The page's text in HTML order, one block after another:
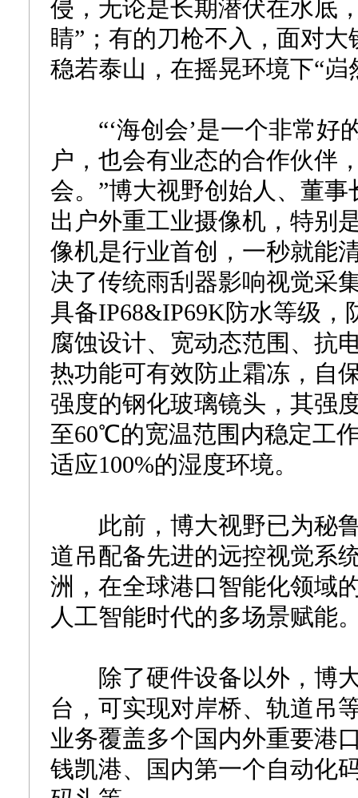
侵，无论是长期潜伏在水底
睛”；有的刀枪不入，面对
稳若泰山，在摇晃环境下“岿
“‘海创会’是一个非常好
户，也会有业态的合作伙伴
会。”博大视野创始人、董
出户外重工业摄像机，特别
像机是行业首创，一秒就能
决了传统雨刮器影响视觉采
具备IP68&IP69K防水等级
腐蚀设计、宽动态范围、抗
热功能可有效防止霜冻，自
强度的钢化玻璃镜头，其强
至60℃的宽温范围内稳定工
适应100%的湿度环境。
此前，博大视野已为秘鲁
道吊配备先进的远控视觉系
洲，在全球港口智能化领域
人工智能时代的多场景赋能
除了硬件设备以外，博大
台，可实现对岸桥、轨道吊
业务覆盖多个国内外重要港
钱凯港、国内第一个自动化